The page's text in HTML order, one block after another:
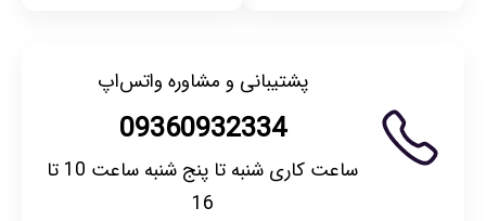
پشتیبانی و مشاوره واتس‌اپ
09360932334
ساعت کاری شنبه تا پنج شنبه ساعت 10 تا
16